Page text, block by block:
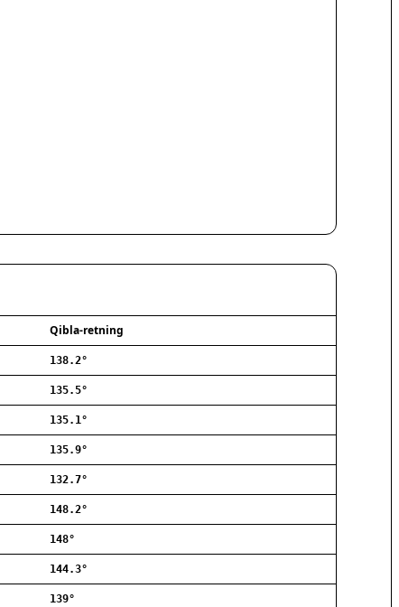
Sønderborg
Nørresundby
Albertslund
Allerød
Brøndby
Fredensborg
Qibla-retning
138.2°
135.5°
135.1°
135.9°
132.7°
148.2°
148°
144.3°
139°